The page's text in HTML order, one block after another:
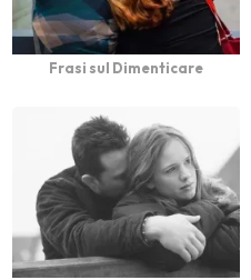
Frasi sul Dimenticare